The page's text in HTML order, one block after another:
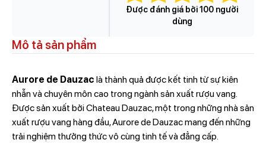
Được đánh giá bởi 100 người
dùng
Mô tả sản phẩm
Aurore de Dauzac là thành quả được kết tinh từ sự kiên
nhẫn và chuyên môn cao trong ngành sản xuất rượu vang.
Được sản xuất bởi Chateau Dauzac, một trong những nhà sản
xuất rượu vang hàng đầu, Aurore de Dauzac mang đến những
trải nghiệm thưởng thức vô cùng tinh tế và đẳng cấp.